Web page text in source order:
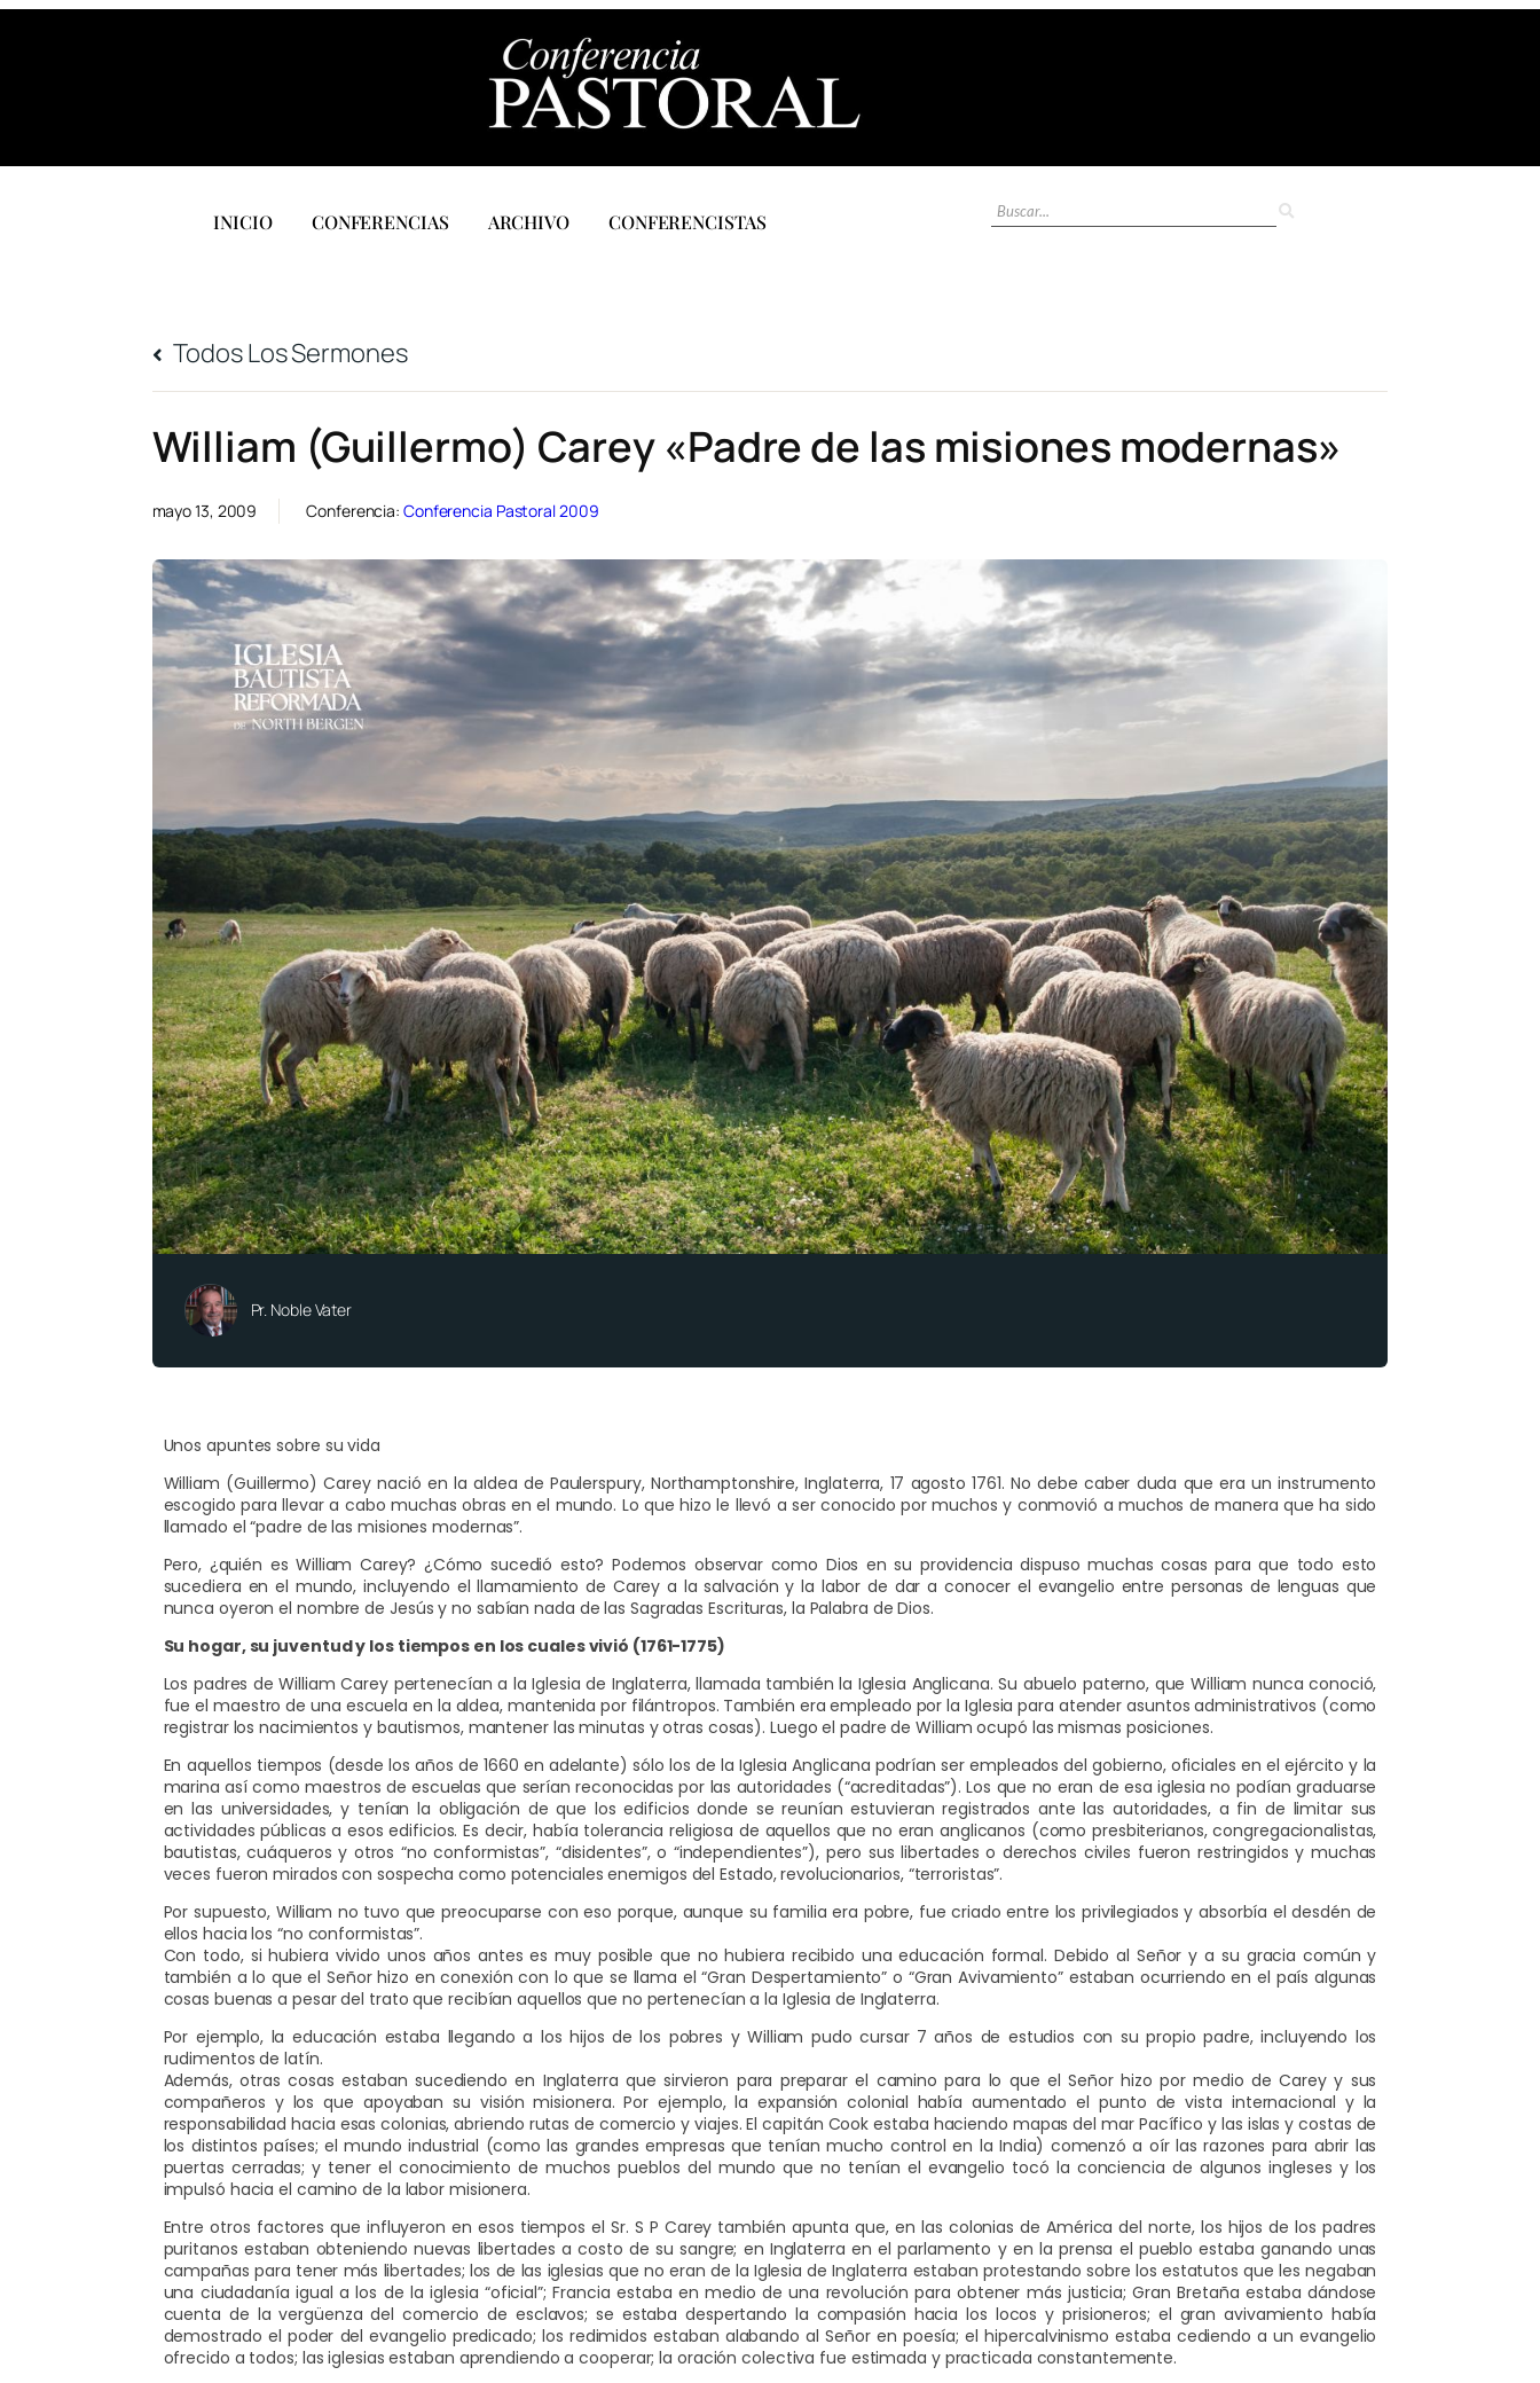
INICIO CONFERENCIAS ARCHIVO CONFERENCISTAS
Todos Los Sermones
William (Guillermo) Carey «Padre de las misiones modernas»
mayo 13, 2009 Conferencia: Conferencia Pastoral 2009
Pr. Noble Vater
Unos apuntes sobre su vida
William (Guillermo) Carey nació en la aldea de Paulerspury, Northamptonshire, Inglaterra, 17 agosto 1761. No debe caber duda que era un instrumento
escogido para llevar a cabo muchas obras en el mundo. Lo que hizo le llevó a ser conocido por muchos y conmovió a muchos de manera que ha sido
llamado el “padre de las misiones modernas”.
Pero, ¿quién es William Carey? ¿Cómo sucedió esto? Podemos observar como Dios en su providencia dispuso muchas cosas para que todo esto
sucediera en el mundo, incluyendo el llamamiento de Carey a la salvación y la labor de dar a conocer el evangelio entre personas de lenguas que
nunca oyeron el nombre de Jesús y no sabían nada de las Sagradas Escrituras, la Palabra de Dios.
Su hogar, su juventud y los tiempos en los cuales vivió (1761-1775)
Los padres de William Carey pertenecían a la Iglesia de Inglaterra, llamada también la Iglesia Anglicana. Su abuelo paterno, que William nunca conoció,
fue el maestro de una escuela en la aldea, mantenida por filántropos. También era empleado por la Iglesia para atender asuntos administrativos (como
registrar los nacimientos y bautismos, mantener las minutas y otras cosas). Luego el padre de William ocupó las mismas posiciones.
En aquellos tiempos (desde los años de 1660 en adelante) sólo los de la Iglesia Anglicana podrían ser empleados del gobierno, oficiales en el ejército y la
marina así como maestros de escuelas que serían reconocidas por las autoridades (“acreditadas”). Los que no eran de esa iglesia no podían graduarse
en las universidades, y tenían la obligación de que los edificios donde se reunían estuvieran registrados ante las autoridades, a fin de limitar sus
actividades públicas a esos edificios. Es decir, había tolerancia religiosa de aquellos que no eran anglicanos (como presbiterianos, congregacionalistas,
bautistas, cuáqueros y otros “no conformistas”, “disidentes”, o “independientes”), pero sus libertades o derechos civiles fueron restringidos y muchas
veces fueron mirados con sospecha como potenciales enemigos del Estado, revolucionarios, “terroristas”.
Por supuesto, William no tuvo que preocuparse con eso porque, aunque su familia era pobre, fue criado entre los privilegiados y absorbía el desdén de
ellos hacia los “no conformistas”.
Con todo, si hubiera vivido unos años antes es muy posible que no hubiera recibido una educación formal. Debido al Señor y a su gracia común y
también a lo que el Señor hizo en conexión con lo que se llama el “Gran Despertamiento” o “Gran Avivamiento” estaban ocurriendo en el país algunas
cosas buenas a pesar del trato que recibían aquellos que no pertenecían a la Iglesia de Inglaterra.
Por ejemplo, la educación estaba llegando a los hijos de los pobres y William pudo cursar 7 años de estudios con su propio padre, incluyendo los
rudimentos de latín.
Además, otras cosas estaban sucediendo en Inglaterra que sirvieron para preparar el camino para lo que el Señor hizo por medio de Carey y sus
compañeros y los que apoyaban su visión misionera. Por ejemplo, la expansión colonial había aumentado el punto de vista internacional y la
responsabilidad hacia esas colonias, abriendo rutas de comercio y viajes. El capitán Cook estaba haciendo mapas del mar Pacífico y las islas y costas de
los distintos países; el mundo industrial (como las grandes empresas que tenían mucho control en la India) comenzó a oír las razones para abrir las
puertas cerradas; y tener el conocimiento de muchos pueblos del mundo que no tenían el evangelio tocó la conciencia de algunos ingleses y los
impulsó hacia el camino de la labor misionera.
Entre otros factores que influyeron en esos tiempos el Sr. S P Carey también apunta que, en las colonias de América del norte, los hijos de los padres
puritanos estaban obteniendo nuevas libertades a costo de su sangre; en Inglaterra en el parlamento y en la prensa el pueblo estaba ganando unas
campañas para tener más libertades; los de las iglesias que no eran de la Iglesia de Inglaterra estaban protestando sobre los estatutos que les negaban
una ciudadanía igual a los de la iglesia “oficial”; Francia estaba en medio de una revolución para obtener más justicia; Gran Bretaña estaba dándose
cuenta de la vergüenza del comercio de esclavos; se estaba despertando la compasión hacia los locos y prisioneros; el gran avivamiento había
demostrado el poder del evangelio predicado; los redimidos estaban alabando al Señor en poesía; el hipercalvinismo estaba cediendo a un evangelio
ofrecido a todos; las iglesias estaban aprendiendo a cooperar; la oración colectiva fue estimada y practicada constantemente.